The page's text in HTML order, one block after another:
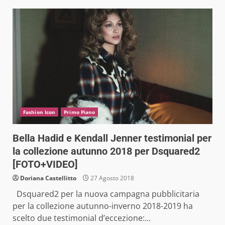
Fashion Icon Primo Piano
Bella Hadid e Kendall Jenner testimonial per
la collezione autunno 2018 per Dsquared2
[FOTO+VIDEO]
Doriana Castellitto 27 Agosto 2018
Dsquared2 per la nuova campagna pubblicitaria
per la collezione autunno-inverno 2018-2019 ha
scelto due testimonial d’eccezione:...